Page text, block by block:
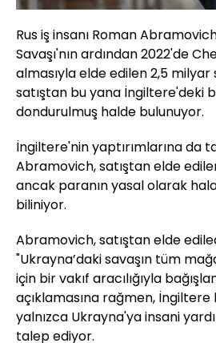
Rus iş insanı Roman
Savaşı'nın ardından 2022'de
almasıyla elde edilen 2,5
satıştan bu yana İngiltere'deki
dondurulmuş halde bulunuyor.
İngiltere'nin yaptırımlarına da
Abramovich, satıştan elde
ancak paranın yasal olarak
biliniyor.
Abramovich, satıştan elde
"Ukrayna’daki savaşın tüm
için bir vakıf aracılığıyla
açıklamasına rağmen,
yalnızca Ukrayna'ya insani
talep ediyor.